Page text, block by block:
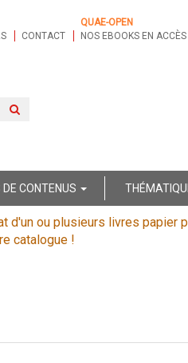
CONTACT
QUAE-OPEN
NOS EBOOKS EN
DE CONTENUS
d'un ou plusieurs livres papier
catalogue !